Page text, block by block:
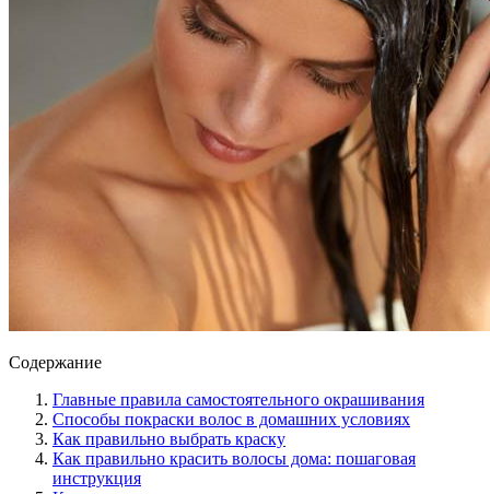
Содержание
Главные правила самостоятельного окрашивания
Способы покраски волос в домашних условиях
Как правильно выбрать краску
Как правильно красить волосы дома: пошаговая
инструкция